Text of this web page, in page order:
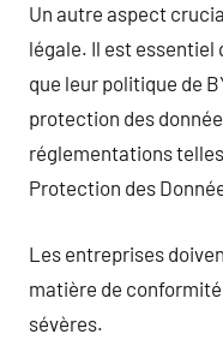
Un autre aspect
légale. Il est
que leur politique de
protection des
réglementations
Protection des
Les entreprises
matière de
sévères.